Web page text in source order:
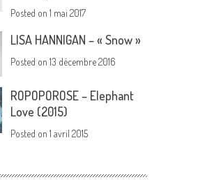
Posted on1 mai 2017
LISA HANNIGAN – « Snow »
Posted on13 décembre 2016
ROPOPOROSE – Elephant
Love (2015)
Posted on1 avril 2015